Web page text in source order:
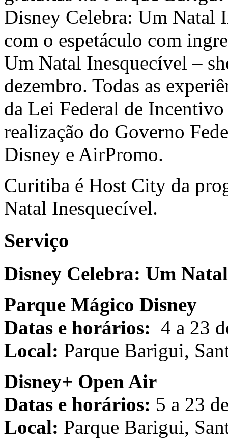
Disney Celebra: Um Natal
com o espetáculo com
Um Natal Inesquecível –
dezembro. Todas as
da Lei Federal de
realização do Governo
Disney e AirPromo.
Curitiba é Host City da
Natal Inesquecível.
Serviço
Disney Celebra: Um
Parque Mágico Disney
Datas e horários: 4 a 23
Local: Parque Barigui,
Disney+ Open Air
Datas e horários: 5 a 23
Local: Parque Barigui,